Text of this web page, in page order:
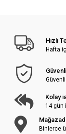
Hızlı
Hafta
Kolay
14 gün
Binlerce